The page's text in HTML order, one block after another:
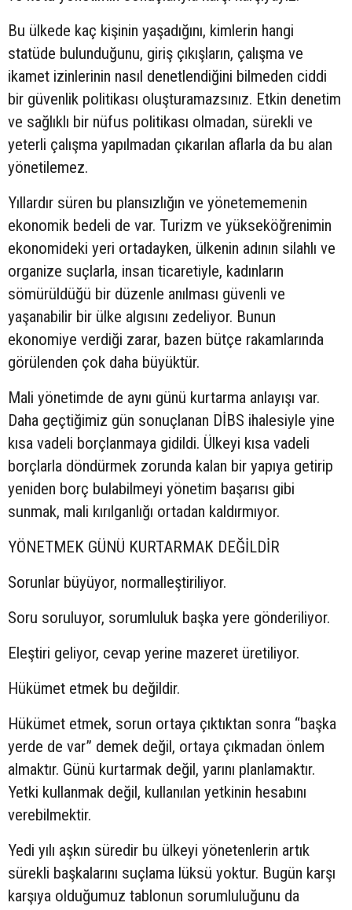
Bu ülkede kaç kişinin yaşadığını, kimlerin hangi
statüde bulunduğunu, giriş çıkışların, çalışma ve
ikamet izinlerinin nasıl denetlendiğini bilmeden ciddi
bir güvenlik politikası oluşturamazsınız. Etkin denetim
ve sağlıklı bir nüfus politikası olmadan, sürekli ve
yeterli çalışma yapılmadan çıkarılan aflarla da bu alan
yönetilemez.
Yıllardır süren bu plansızlığın ve yönetememenin
ekonomik bedeli de var. Turizm ve yükseköğrenimin
ekonomideki yeri ortadayken, ülkenin adının silahlı ve
organize suçlarla, insan ticaretiyle, kadınların
sömürüldüğü bir düzenle anılması güvenli ve
yaşanabilir bir ülke algısını zedeliyor. Bunun
ekonomiye verdiği zarar, bazen bütçe rakamlarında
görülenden çok daha büyüktür.
Mali yönetimde de aynı günü kurtarma anlayışı var.
Daha geçtiğimiz gün sonuçlanan DİBS ihalesiyle yine
kısa vadeli borçlanmaya gidildi. Ülkeyi kısa vadeli
borçlarla döndürmek zorunda kalan bir yapıya getirip
yeniden borç bulabilmeyi yönetim başarısı gibi
sunmak, mali kırılganlığı ortadan kaldırmıyor.
YÖNETMEK GÜNÜ KURTARMAK DEĞİLDİR
Sorunlar büyüyor, normalleştiriliyor.
Soru soruluyor, sorumluluk başka yere gönderiliyor.
Eleştiri geliyor, cevap yerine mazeret üretiliyor.
Hükümet etmek bu değildir.
Hükümet etmek, sorun ortaya çıktıktan sonra “başka
yerde de var” demek değil, ortaya çıkmadan önlem
almaktır. Günü kurtarmak değil, yarını planlamaktır.
Yetki kullanmak değil, kullanılan yetkinin hesabını
verebilmektir.
Yedi yılı aşkın süredir bu ülkeyi yönetenlerin artık
sürekli başkalarını suçlama lüksü yoktur. Bugün karşı
karşıya olduğumuz tablonun sorumluluğunu da